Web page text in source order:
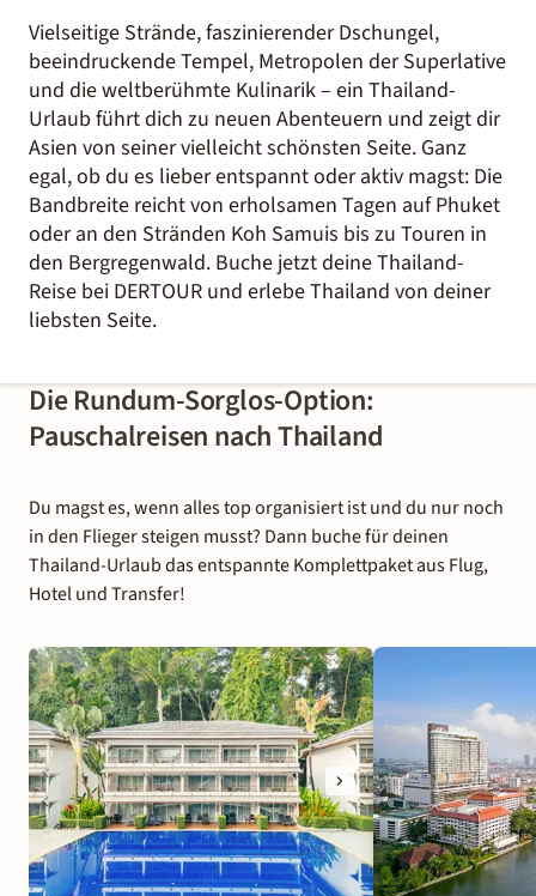
Vielseitige Strände, faszinierender Dschungel,
beeindruckende Tempel, Metropolen der Superlative
und die weltberühmte Kulinarik – ein Thailand-
Urlaub führt dich zu neuen Abenteuern und zeigt dir
Asien von seiner vielleicht schönsten Seite. Ganz
egal, ob du es lieber entspannt oder aktiv magst: Die
Bandbreite reicht von erholsamen Tagen auf Phuket
oder an den Stränden Koh Samuis bis zu Touren in
den Bergregenwald. Buche jetzt deine Thailand-
Reise bei DERTOUR und erlebe Thailand von deiner
liebsten Seite.
Die Rundum-Sorglos-Option:
Pauschalreisen nach Thailand
Du magst es, wenn alles top organisiert ist und du nur noch
in den Flieger steigen musst? Dann buche für deinen
Thailand-Urlaub das entspannte Komplettpaket aus Flug,
Hotel und Transfer!